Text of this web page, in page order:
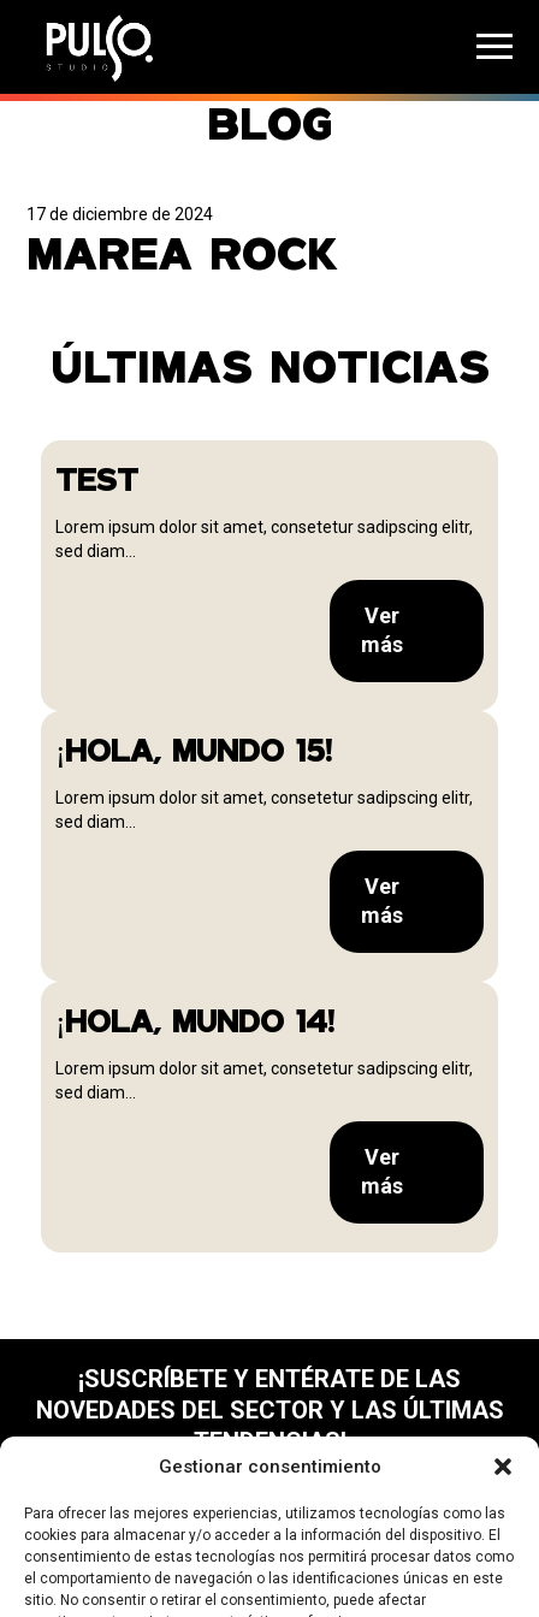
Gestionar consentimiento
Para ofrecer las mejores experiencias, utilizamos tecnologías como las
cookies para almacenar y/o acceder a la información del dispositivo. El
consentimiento de estas tecnologías nos permitirá procesar datos como
el comportamiento de navegación o las identificaciones únicas en este
sitio. No consentir o retirar el consentimiento, puede afectar
BLOG
17 de diciembre de 2024
MAREA ROCK
ÚLTIMAS NOTICIAS
TEST
Lorem ipsum dolor sit amet, consetetur sadipscing elitr,
sed diam...
Ver
más
¡HOLA, MUNDO 15!
Lorem ipsum dolor sit amet, consetetur sadipscing elitr,
sed diam...
Ver
más
¡HOLA, MUNDO 14!
Lorem ipsum dolor sit amet, consetetur sadipscing elitr,
sed diam...
Ver
más
¡SUSCRÍBETE Y ENTÉRATE DE LAS
NOVEDADES DEL SECTOR Y LAS ÚLTIMAS
TENDENCIAS!